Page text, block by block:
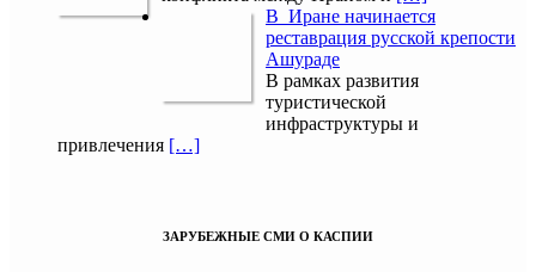
В Иране начинается
реставрация русской крепости
Ашураде
В рамках развития
туристической
инфраструктуры и
привлечения […]
ЗАРУБЕЖНЫЕ СМИ О КАСПИИ